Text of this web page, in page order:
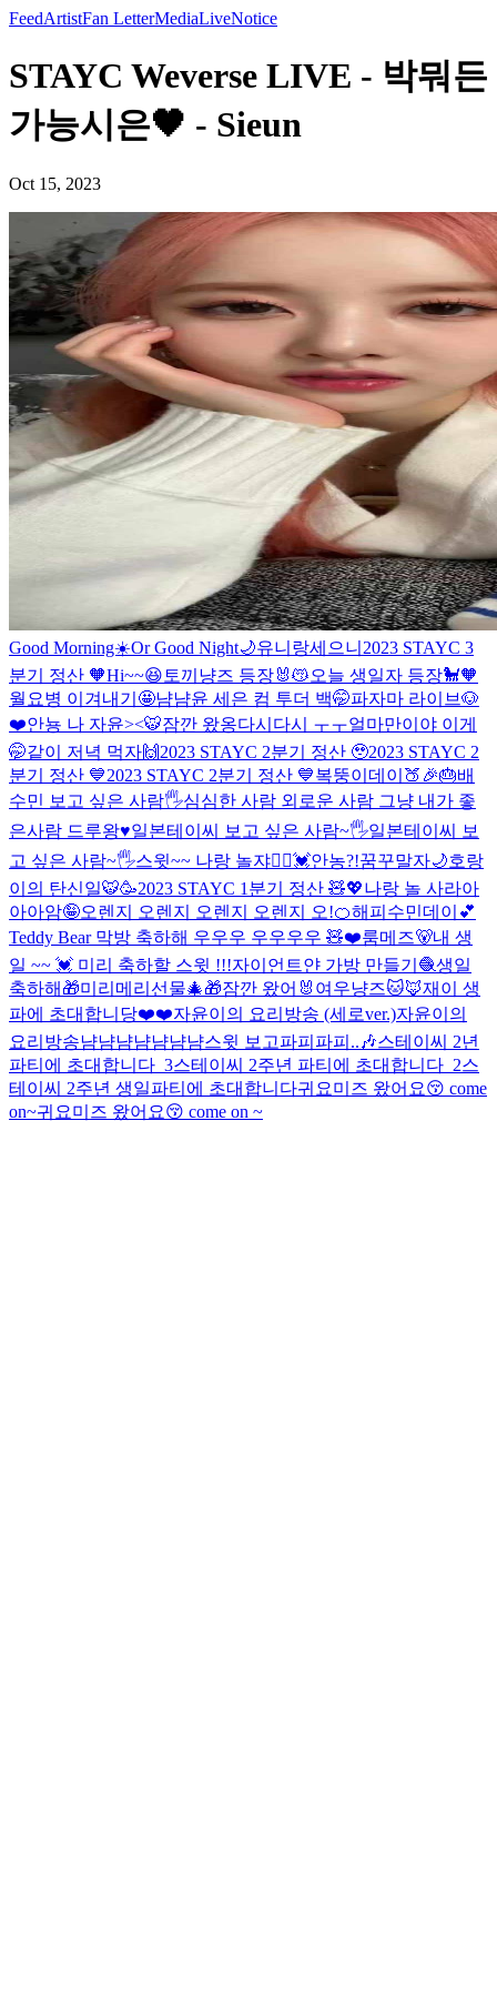
FeedArtistFan LetterMediaLiveNotice
STAYC Weverse LIVE - 박뭐든
가능시은🖤 - Sieun
Oct 15, 2023
Good Morning☀️Or Good Night🌙유니랑세으니 2023 STAYC 3
분기 정산 🧡Hi~~😆 토끼냥즈 등장🐰😽오늘 생일자 등장🐩🧡
월요병 이겨내기🤩냠냠윤 세은 컴 투더 백🤭파자마 라이브🐶
❤️안뇽 나 자윤><🐯잠깐 왔옹다시다시 ㅜㅜ얼마만이야 이게
🤭같이 저녁 먹자🙌 2023 STAYC 2분기 정산 🥹2023 STAYC 2
분기 정산 💙2023 STAYC 2분기 정산 💙복뚱이데이🍑🎉🎂배
수민 보고 싶은 사람🖐심심한 사람 외로운 사람 그냥 내가 좋
은사람 드루왕♥️일본테이씨 보고 싶은 사람~🖐일본테이씨 보
고 싶은 사람~🖐스윗~~ 나랑 놀쟈🙋‍♀️💓안농?!꿈꾸말자🌙호랑
이의 탄신일🐯🥳2023 STAYC 1분기 정산 🧸💖나랑 놀 사라아
아아암🤪오렌지 오렌지 오렌지 오렌지 오!🍊해피수민데이💕
Teddy Bear 막방 축하해 우우우 우우우우 🧸❤️룸메즈🐻내 생
일 ~~ 💓 미리 축하할 스윗 !!!자이언트얀 가방 만들기🧶생일
축하해🎁미리메리선물🎄🎁잠깐 왔어🐰 여우냥즈🐱🦊재이 생
파에 초대합니당❤️❤️자윤이의 요리방송 (세로ver.)자윤이의
요리방송냠냠냠냠냠냠냠스윗 보고파피파피..🎶스테이씨 2년
파티에 초대합니다_3스테이씨 2주년 파티에 초대합니다_2스
테이씨 2주년 생일파티에 초대합니다귀요미즈 왔어요😚 come
on~귀요미즈 왔어요😚 come on ~